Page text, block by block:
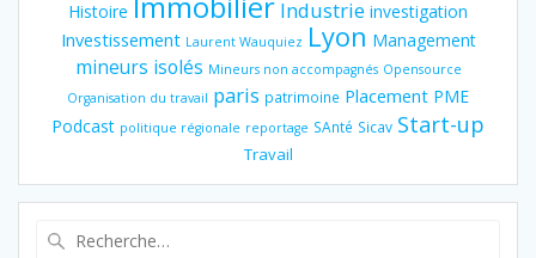
Histoire
Industrie investigation
Investissement Laurent Wauquiez Lyon Management
mineurs isolés Mineurs non accompagnés Opensource
Organisation du travail paris patrimoine Placement PME
Podcast politique régionale reportage SAnté Sicav Start-up
Travail